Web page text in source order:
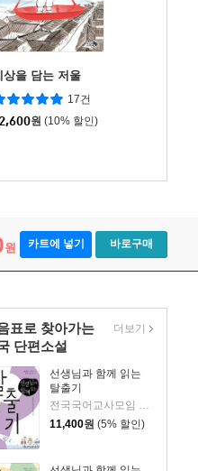
상을 담는 저울
17건
원 (10% 할인)
원 카트에 넣기 바로구매
표로 찾아가는
단편소설
선생님과 함께 읽는
탈출기
전국국어교사모임 저/양순옥 그림
11,400원 (5% 할인)
더보기